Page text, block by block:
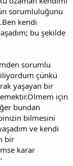
sorumluluğunu
kendi
bu şekilde
sorumlu
çünkü
yaşayan bir
için
bundan
bilmesini
ve kendi
bir
karar